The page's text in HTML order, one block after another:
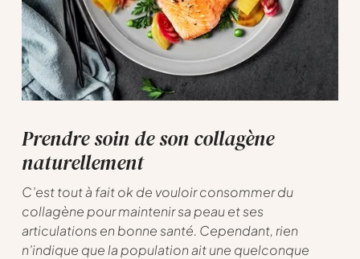
Prendre soin de son collagène
naturellement
C’est tout à fait ok de vouloir consommer du
collagène pour maintenir sa peau et ses
articulations en bonne santé. Cependant, rien
n’indique que la population ait une quelconque